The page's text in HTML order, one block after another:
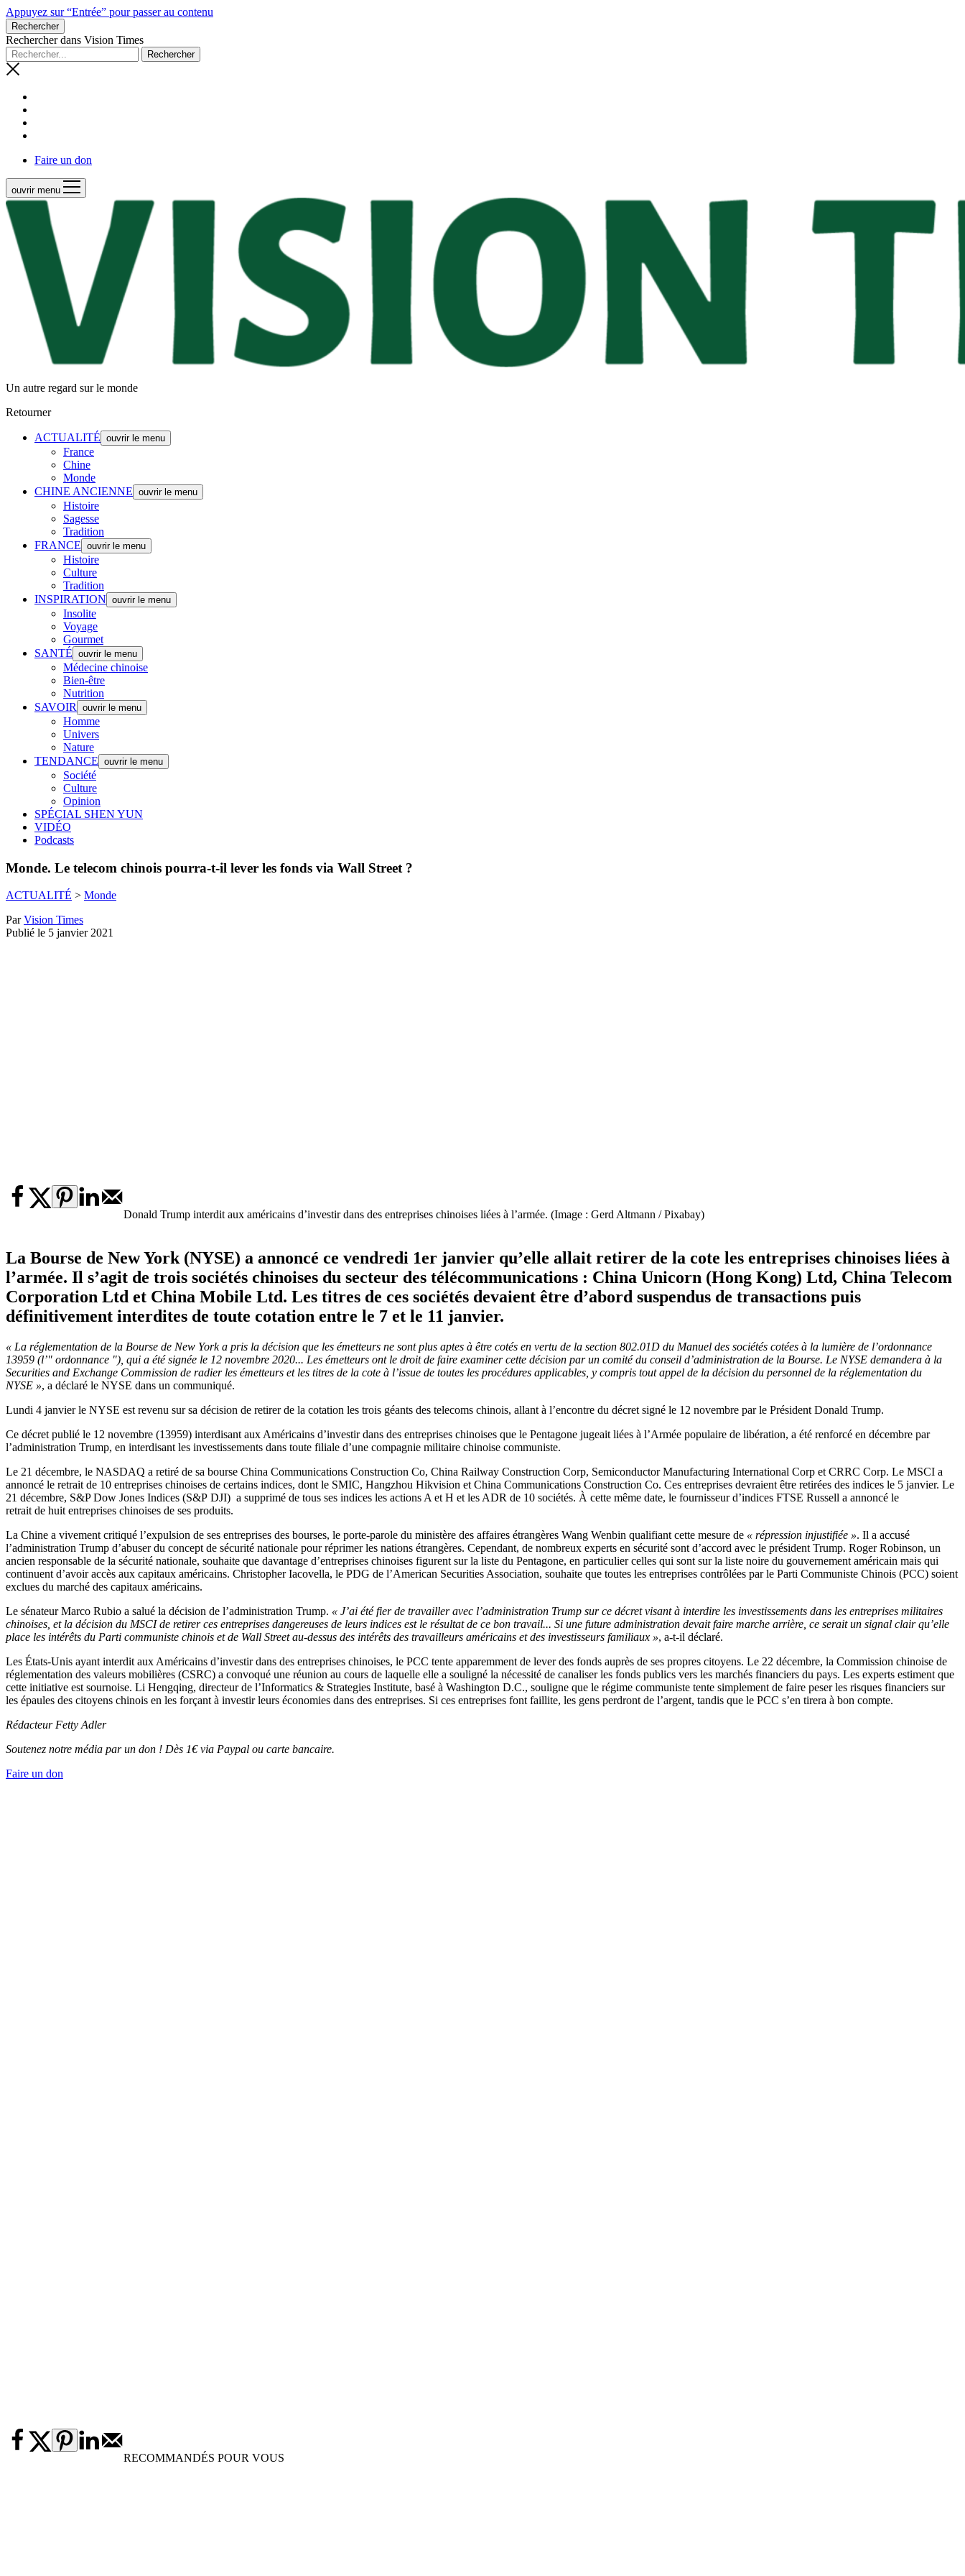
Appuyez sur “Entrée” pour passer au contenu
Rechercher
Rechercher dans Vision Times
Faire un don
ouvrir menu
Un autre regard sur le monde
Retourner
ACTUALITÉ ouvrir le menu
France
Chine
Monde
CHINE ANCIENNE ouvrir le menu
Histoire
Sagesse
Tradition
FRANCE ouvrir le menu
Histoire
Culture
Tradition
INSPIRATION ouvrir le menu
Insolite
Voyage
Gourmet
SANTÉ ouvrir le menu
Médecine chinoise
Bien-être
Nutrition
SAVOIR
ouvrir le menu
Homme
Univers
Nature
TENDANCE ouvrir le menu
Société
Culture
Opinion
SPÉCIAL SHEN YUN
VIDÉO
Podcasts
Monde. Le telecom chinois pourra-t-il lever les fonds via Wall Street ?
ACTUALITÉ > Monde
ParVision Times
Publié le 5 janvier 2021
Donald Trump interdit aux américains d’investir dans des entreprises chinoises liées à l’armée. (Image : Gerd Altmann / Pixabay)
La Bourse de New York (NYSE) a annoncé ce vendredi 1er janvier qu’elle allait retirer de la cote les entreprises chinoises liées à
l’armée. Il s’agit de trois sociétés chinoises du secteur des télécommunications : China Unicorn (Hong Kong) Ltd, China Telecom
Corporation Ltd et China Mobile Ltd. Les titres de ces sociétés devaient être d’abord suspendus de transactions puis
définitivement interdites de toute cotation entre le 7 et le 11 janvier.
« La réglementation de la Bourse de New York a pris la décision que les émetteurs ne sont plus aptes à être cotés en vertu de la section 802.01D du Manuel des sociétés cotées à la lumière de l’ordonnance
13959 (l’" ordonnance "), qui a été signée le 12 novembre 2020... Les émetteurs ont le droit de faire examiner cette décision par un comité du conseil d’administration de la Bourse. Le NYSE demandera à la
Securities and Exchange Commission de radier les émetteurs et les titres de la cote à l’issue de toutes les procédures applicables, y compris tout appel de la décision du personnel de la réglementation du
NYSE », a déclaré le NYSE dans un communiqué.
Lundi 4 janvier le NYSE est revenu sur sa décision de retirer de la cotation les trois géants des telecoms chinois, allant à l’encontre du décret signé le 12 novembre par le Président Donald Trump.
Ce décret publié le 12 novembre (13959) interdisant aux Américains d’investir dans des entreprises chinoises que le Pentagone jugeait liées à l’Armée populaire de libération, a été renforcé en décembre par
l’administration Trump, en interdisant les investissements dans toute filiale d’une compagnie militaire chinoise communiste.
Le 21 décembre, le NASDAQ a retiré de sa bourse China Communications Construction Co, China Railway Construction Corp, Semiconductor Manufacturing International Corp et CRRC Corp. Le MSCI a
annoncé le retrait de 10 entreprises chinoises de certains indices, dont le SMIC, Hangzhou Hikvision et China Communications Construction Co. Ces entreprises devraient être retirées des indices le 5 janvier. Le
21 décembre, S&P Dow Jones Indices (S&P DJI) a supprimé de tous ses indices les actions A et H et les ADR de 10 sociétés. À cette même date, le fournisseur d’indices FTSE Russell a annoncé le
retrait de huit entreprises chinoises de ses produits.
La Chine a vivement critiqué l’expulsion de ses entreprises des bourses, le porte-parole du ministère des affaires étrangères Wang Wenbin qualifiant cette mesure de « répression injustifiée ». Il a accusé
l’administration Trump d’abuser du concept de sécurité nationale pour réprimer les nations étrangères. Cependant, de nombreux experts en sécurité sont d’accord avec le président Trump. Roger Robinson, un
ancien responsable de la sécurité nationale, souhaite que davantage d’entreprises chinoises figurent sur la liste du Pentagone, en particulier celles qui sont sur la liste noire du gouvernement américain mais qui
continuent d’avoir accès aux capitaux américains. Christopher Iacovella, le PDG de l’American Securities Association, souhaite que toutes les entreprises contrôlées par le Parti Communiste Chinois (PCC) soient
exclues du marché des capitaux américains.
Le sénateur Marco Rubio a salué la décision de l’administration Trump. « J’ai été fier de travailler avec l’administration Trump sur ce décret visant à interdire les investissements dans les entreprises militaires
chinoises, et la décision du MSCI de retirer ces entreprises dangereuses de leurs indices est le résultat de ce bon travail... Si une future administration devait faire marche arrière, ce serait un signal clair qu’elle
place les intérêts du Parti communiste chinois et de Wall Street au-dessus des intérêts des travailleurs américains et des investisseurs familiaux », a-t-il déclaré.
Les États-Unis ayant interdit aux Américains d’investir dans des entreprises chinoises, le PCC tente apparemment de lever des fonds auprès de ses propres citoyens. Le 22 décembre, la Commission chinoise de
réglementation des valeurs mobilières (CSRC) a convoqué une réunion au cours de laquelle elle a souligné la nécessité de canaliser les fonds publics vers les marchés financiers du pays. Les experts estiment que
cette initiative est sournoise. Li Hengqing, directeur de l’Informatics & Strategies Institute, basé à Washington D.C., souligne que le régime communiste tente simplement de faire peser les risques financiers sur
les épaules des citoyens chinois en les forçant à investir leurs économies dans des entreprises. Si ces entreprises font faillite, les gens perdront de l’argent, tandis que le PCC s’en tirera à bon compte.
Rédacteur Fetty Adler
Soutenez notre média par un don ! Dès 1€ via Paypal ou carte bancaire.
Faire un don
RECOMMANDÉS POUR VOUS